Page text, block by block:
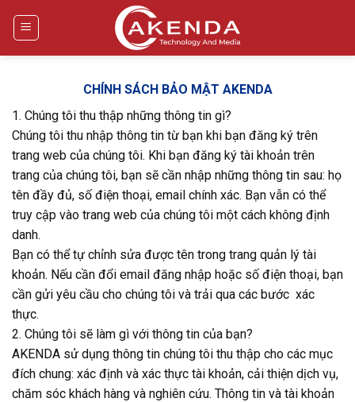
CHÍNH SÁCH BẢO MẬT AKENDA
1. Chúng tôi thu thập những thông tin gì?
Chúng tôi thu nhập thông tin từ bạn khi bạn đăng ký trên
trang web của chúng tôi. Khi bạn đăng ký tài khoản trên
trang của chúng tôi, bạn sẽ cần nhập những thông tin sau: họ
tên đầy đủ, số điện thoại, email chính xác. Bạn vẫn có thể
truy cập vào trang web của chúng tôi một cách không định
danh.
Bạn có thể tự chỉnh sửa được tên trong trang quản lý tài
khoản. Nếu cần đổi email đăng nhập hoặc số điện thoại, bạn
cần gửi yêu cầu cho chúng tôi và trải qua các bước xác
thực.
2. Chúng tôi sẽ làm gì với thông tin của bạn?
AKENDA sử dụng thông tin chúng tôi thu thập cho các mục
đích chung: xác định và xác thực tài khoản, cải thiện dịch vụ,
chăm sóc khách hàng và nghiên cứu. Thông tin và tài khoản